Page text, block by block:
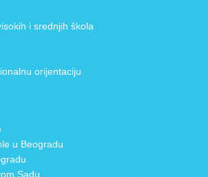
i srednjih škola
orijentaciju
u Beogradu
Sadu